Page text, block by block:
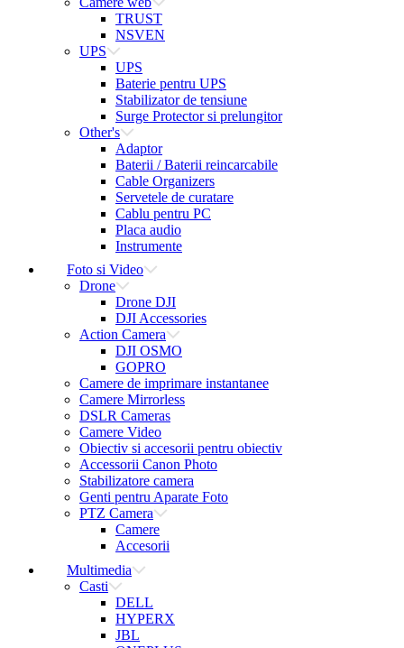
TRUST
NSVEN
UPS
UPS
Baterie pentru UPS
Stabilizator de tensiune
Surge Protector si prelungitor
Other's
Adaptor
Baterii / Baterii reincarcabile
Cable Organizers
Servetele de curatare
Cablu pentru PC
Placa audio
Instrumente
Foto si Video
Drone
Drone DJI
DJI Accessories
Action Camera
DJI OSMO
GOPRO
Camere de imprimare instantanee
Camere Mirrorless
DSLR Cameras
Camere Video
Obiectiv si accesorii pentru obiectiv
Accessorii Canon Photo
Stabilizatore camera
Genti pentru Aparate Foto
PTZ Camera
Camere
Accesorii
Multimedia
Casti
DELL
HYPERX
JBL